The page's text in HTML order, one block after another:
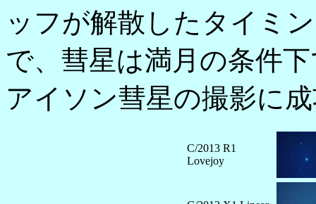
ッフが解散したタイミ
で、彗星は満月の条件
アイソン彗星の撮影に
C/2013 R1
Lovejoy